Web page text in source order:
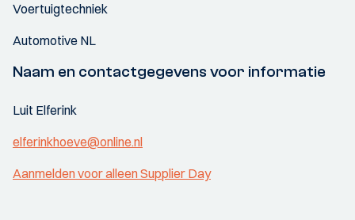
Voertuigtechniek
Automotive NL
Naam en contactgegevens voor informatie
Luit Elferink
elferinkhoeve@online.nl
Aanmelden voor alleen Supplier Day